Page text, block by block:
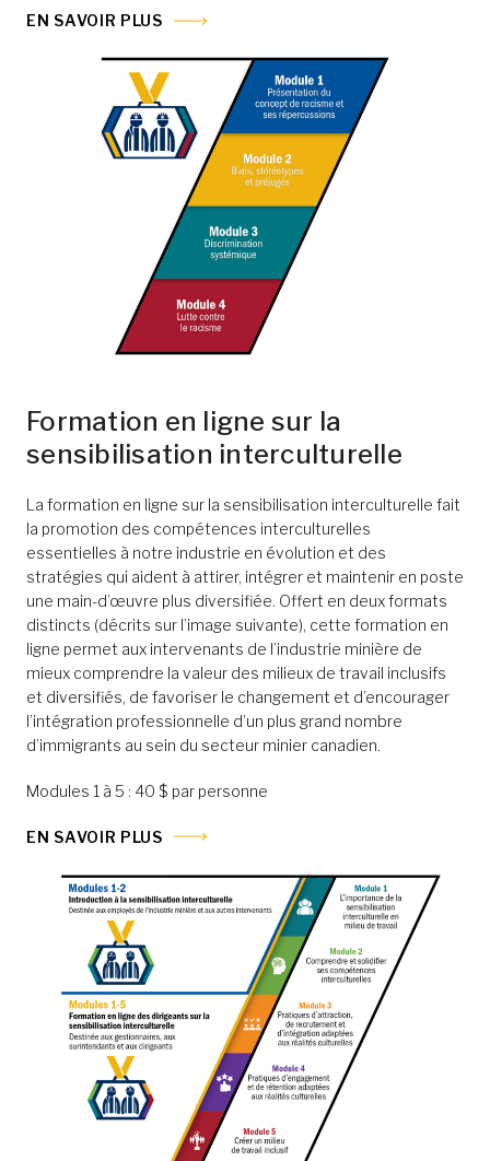
EN SAVOIR PLUS
Formation en ligne sur la
sensibilisation interculturelle
La formation en ligne sur la sensibilisation interculturelle fait
la promotion des compétences interculturelles
essentielles à notre industrie en évolution et des
stratégies qui aident à attirer, intégrer et maintenir en poste
une main-d’œuvre plus diversifiée. Offert en deux formats
distincts (décrits sur l’image suivante), cette formation en
ligne permet aux intervenants de l’industrie minière de
mieux comprendre la valeur des milieux de travail inclusifs
et diversifiés, de favoriser le changement et d’encourager
l’intégration professionnelle d’un plus grand nombre
d’immigrants au sein du secteur minier canadien.
Modules 1 à 5 : 40 $ par personne
EN SAVOIR PLUS